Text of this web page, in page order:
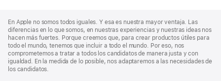
Footer
En Apple no somos todos iguales. Y esa es nuestra mayor ventaja. Las
diferencias en lo que somos, en nuestras experiencias y nuestras ideas nos
hacen más fuertes. Porque creemos que, para crear productos útiles para
todo el mundo, tenemos que incluir a todo el mundo. Por eso, nos
comprometemos a tratar a todos los candidatos de manera justa y con
igualdad. En la medida de lo posible, nos adaptaremos a las necesidades de
los candidatos.